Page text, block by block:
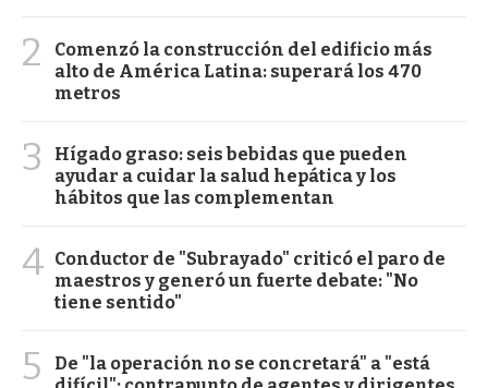
2
Comenzó la construcción del edificio más
alto de América Latina: superará los 470
metros
3
Hígado graso: seis bebidas que pueden
ayudar a cuidar la salud hepática y los
hábitos que las complementan
4 Conductor de "Subrayado" criticó el paro de
maestros y generó un fuerte debate: "No
tiene sentido"
5
De "la operación no se concretará" a "está